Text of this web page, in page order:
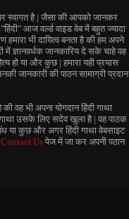
स्वागत है | जैसा की आपको जानकर
आज वर्ल्ड वाइड वेब में बहुत ज्यादा
हमारा भी दायित्व बनता है की हम अपने
में ज्ञानवर्धक जानकारिय दे सके चाहे वह
हो या और कुछ | हमारा यही प्रयास
जानकारी की पाठन सामाग्री प्रदान
वह भी अपना योगदान हिंदी गाथा
गाथा उसके लिए सदेव खुला है | वह पाठक
या कुछ और अगर हिंदी गाथा वेबसाइट
Contact Us पेज में जा कर अपनी पठान